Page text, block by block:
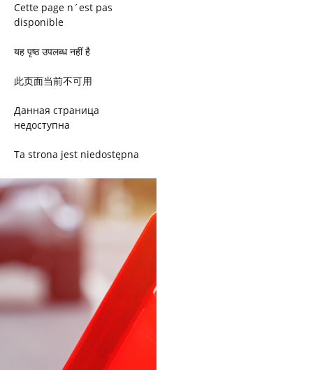
Cette page n´est pas
disponible
यह पृष्ठ उपलब्ध नहीं है
此页面当前不可用
Данная страница
недоступна
Ta strona jest niedostępna
Trang này không có
Esta página não está
disponível
このページは現在利用できま
せん
Pagina non disponibile
هذه الصفحة غير متوفرة